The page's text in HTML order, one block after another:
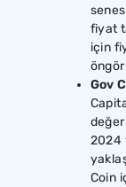
fiyat
için
Gov
2024
Coin